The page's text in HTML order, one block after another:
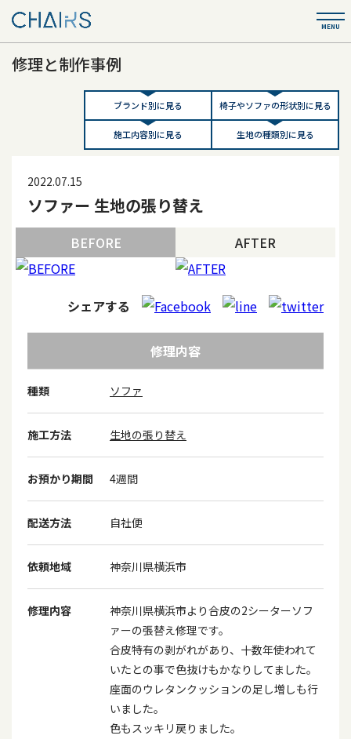
修理と制作事例
ブランド別に見る 椅子やソファの形状別に見る
施工内容別に見る 生地の種類別に見る
2022.07.15
ソファー 生地の張り替え
BEFORE AFTER
シェアする
修理内容
種類 ソファ
施工方法 生地の張り替え
お預かり期間 4週間
配送方法 自社便
依頼地域 神奈川県横浜市
修理内容
神奈川県横浜市より合皮の2シーターソフ
ァーの張替え修理です。
合皮特有の剥がれがあり、十数年使われて
いたとの事で色抜けもかなりしてました。
座面のウレタンクッションの足し増しも行
いました。
色もスッキリ戻りました。